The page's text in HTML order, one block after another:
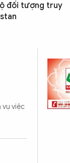
đối tượng truy
vụ việc